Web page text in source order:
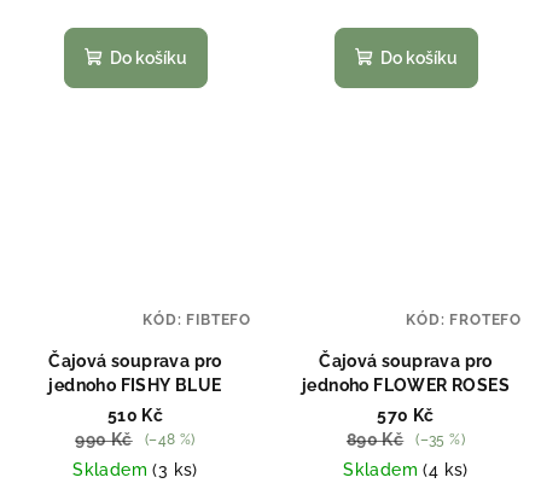
Do košíku Do košíku
Čajová souprava pro
jednoho FISHY BLUE
510 Kč
990 Kč
(–48 %)
Skladem(3 ks)
KÓD: FIBTEFO
Čajová souprava pro
jednoho FLOWER ROSES
570 Kč
890 Kč
(–35 %)
Skladem(4 ks)
KÓD: FROTEFO